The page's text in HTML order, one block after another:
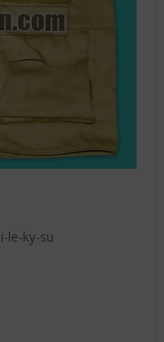
le-ky-su